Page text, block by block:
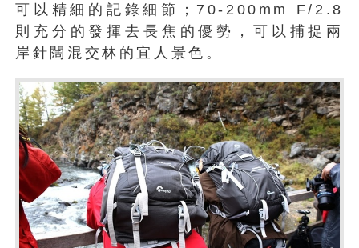
可以精細的記錄細節；70-200mm F/2.8
則充分的發揮去長焦的優勢，可以捕捉兩
岸針闊混交林的宜人景色。